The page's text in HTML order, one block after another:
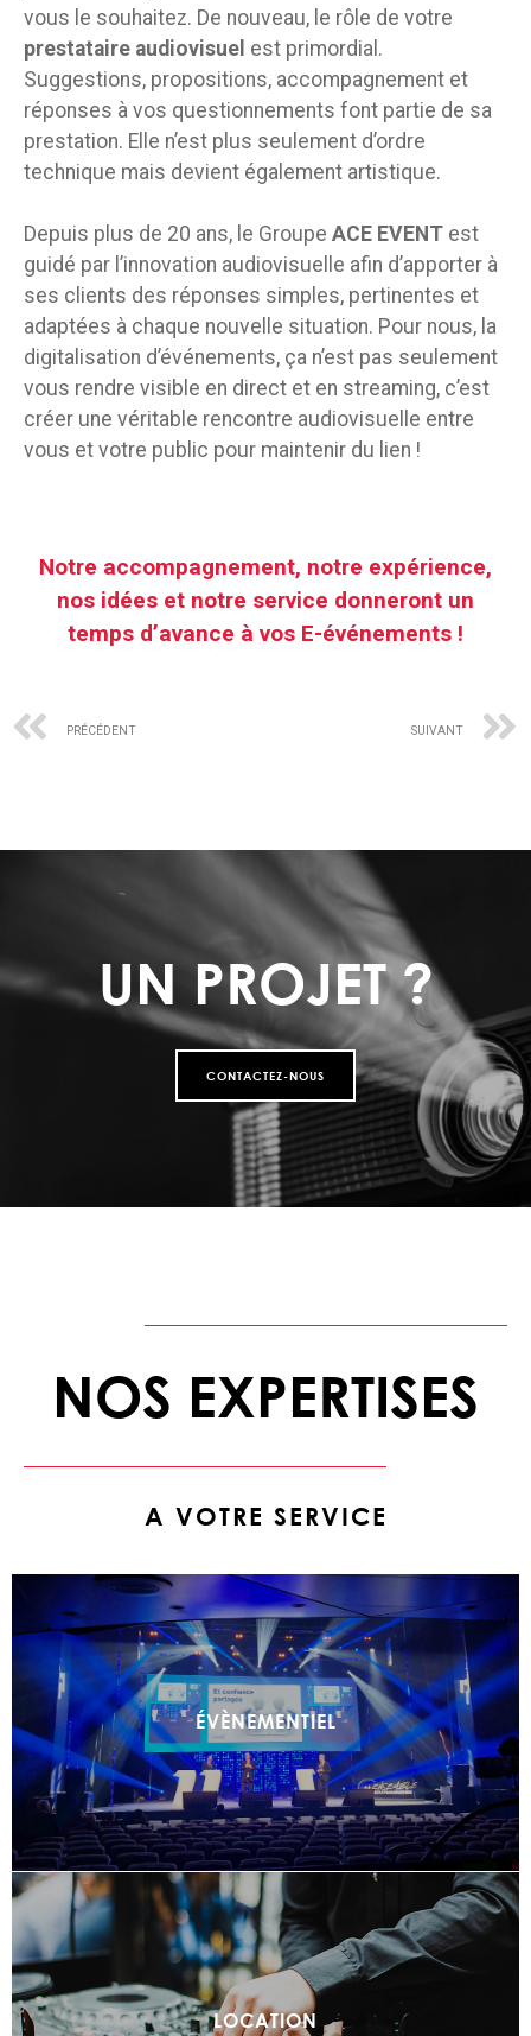
vous le souhaitez. De nouveau, le rôle de votre
prestataire audiovisuel est primordial.
Suggestions, propositions, accompagnement et
réponses à vos questionnements font partie de sa
prestation. Elle n’est plus seulement d’ordre
technique mais devient également artistique.
Depuis plus de 20 ans, le Groupe ACE EVENT est
guidé par l’innovation audiovisuelle afin d’apporter à
ses clients des réponses simples, pertinentes et
adaptées à chaque nouvelle situation. Pour nous, la
digitalisation d’événements, ça n’est pas seulement
vous rendre visible en direct et en streaming, c’est
créer une véritable rencontre audiovisuelle entre
vous et votre public pour maintenir du lien !
Notre accompagnement, notre expérience,
nos idées et notre service donneront un
temps d’avance à vos E-événements !
PRÉCÉDENT SUIVANT
UN PROJET ?
CONTACTEZ-NOUS
NOS EXPERTISES
A VOTRE SERVICE
ÉVÈNEMENTIEL
LOCATION